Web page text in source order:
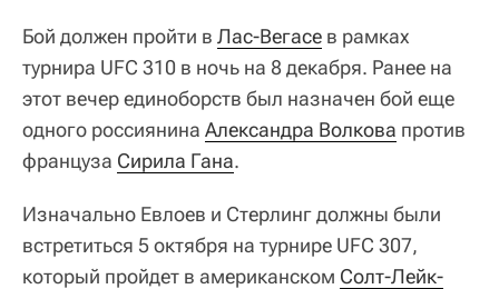
Бой должен пройти в Лас-Вегасе в рамках
турнира UFC 310 в ночь на 8 декабря. Ранее на
этот вечер единоборств был назначен бой еще
одного россиянина Александра Волкова против
француза Сирила Гана.
Изначально Евлоев и Стерлинг должны были
встретиться 5 октября на турнире UFC 307,
который пройдет в американском Солт-Лейк-